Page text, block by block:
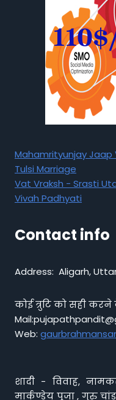
Mahamrityunjay Jaap
Tulsi Marriage
Vat Vraksh - Srasti
Vivah Padhyati
Contact info
Address: Aligarh,
कोई त्रुटि को सही
Web:
शादी - विवाह,
मार्कण्डेय पूजा , गुरु